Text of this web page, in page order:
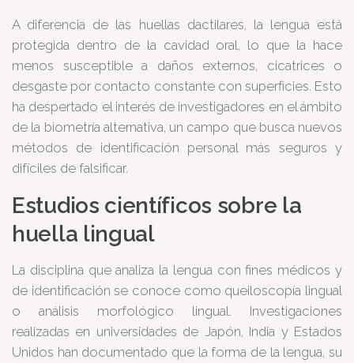
A diferencia de las huellas dactilares, la lengua está
protegida dentro de la cavidad oral, lo que la hace
menos susceptible a daños externos, cicatrices o
desgaste por contacto constante con superficies. Esto
ha despertado el interés de investigadores en el ámbito
de la biometría alternativa, un campo que busca nuevos
métodos de identificación personal más seguros y
difíciles de falsificar.
Estudios científicos sobre la
huella lingual
La disciplina que analiza la lengua con fines médicos y
de identificación se conoce como queiloscopía lingual
o análisis morfológico lingual. Investigaciones
realizadas en universidades de Japón, India y Estados
Unidos han documentado que la forma de la lengua, su